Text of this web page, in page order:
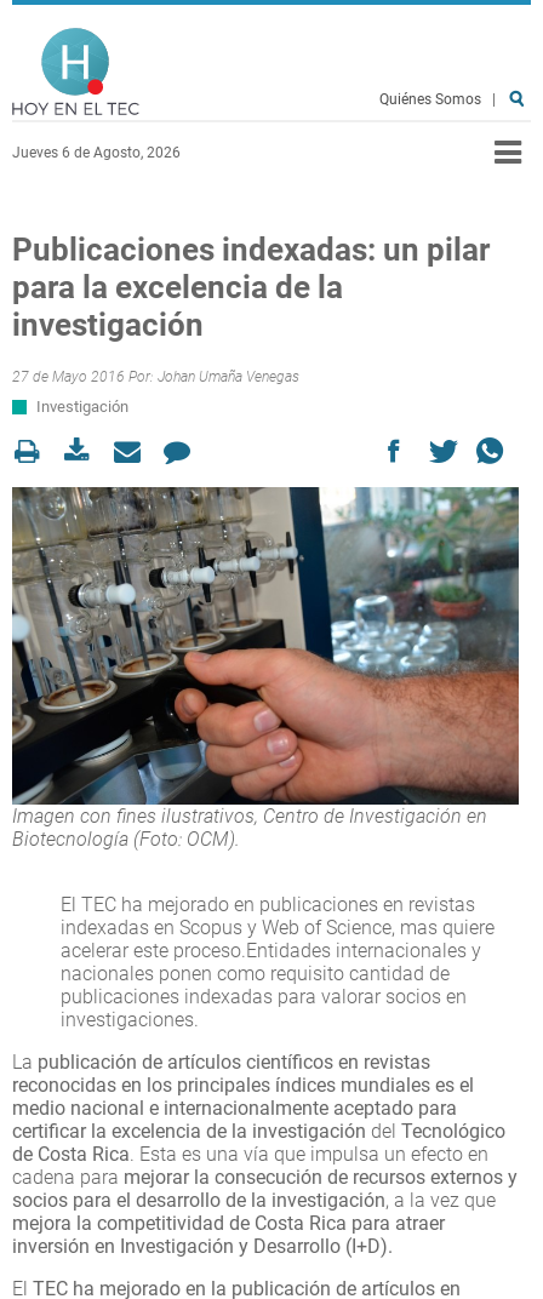
Pasar al contenido principal
Jueves 6 de Agosto, 2026
Quiénes Somos
Publicaciones indexadas: un pilar
para la excelencia de la
investigación
27 de Mayo 2016 Por: Johan Umaña Venegas
Investigación
Imagen con fines ilustrativos, Centro de Investigación en
Biotecnología (Foto: OCM).
El TEC ha mejorado en publicaciones en revistas
indexadas en Scopus y Web of Science, mas quiere
acelerar este proceso.Entidades internacionales y
nacionales ponen como requisito cantidad de
publicaciones indexadas para valorar socios en
investigaciones.
La publicación de artículos científicos en revistas
reconocidas en los principales índices mundiales es el
medio nacional e internacionalmente aceptado para
certificar la excelencia de la investigación del Tecnológico
de Costa Rica. Esta es una vía que impulsa un efecto en
cadena para mejorar la consecución de recursos externos y
socios para el desarrollo de la investigación, a la vez que
mejora la competitividad de Costa Rica para atraer
inversión en Investigación y Desarrollo (I+D).
El TEC ha mejorado en la publicación de artículos en